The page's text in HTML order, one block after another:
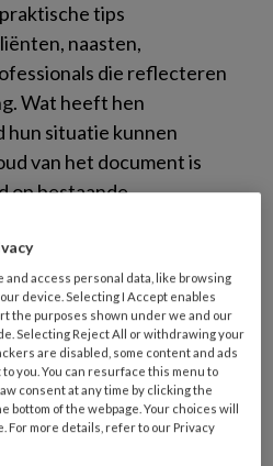
tips
naasten,
die reflecteren
Wat heeft hen
hun situatie kunnen
van het document is
op bestaande
geeft
voor het constructief
het ondersteunen van
is cruciaal
and access personal data, like browsing
device. Selecting I Accept enables
the purposes shown under we and our
Selecting Reject All or withdrawing your
are disabled, some content and ads
you. You can resurface this menu to
consent at any time by clicking the
bottom of the webpage. Your choices will
For more details, refer to our Privacy